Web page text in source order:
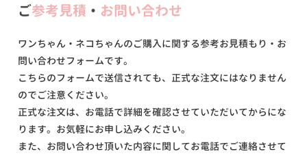
ご参考見積 ・ お問い合わせ
ワンちゃん・ネコちゃんのご購入に関する参考お見積もり・お
問い合わせフォームです。
こちらのフォームで送信されても、正式な注文にはなりません
のでご注意ください。
正式な注文は、お電話で詳細を確認させていただいてからにな
ります。お気軽にお申し込みください。
また、お問い合わせ頂いた内容に関してお電話でご連絡させて